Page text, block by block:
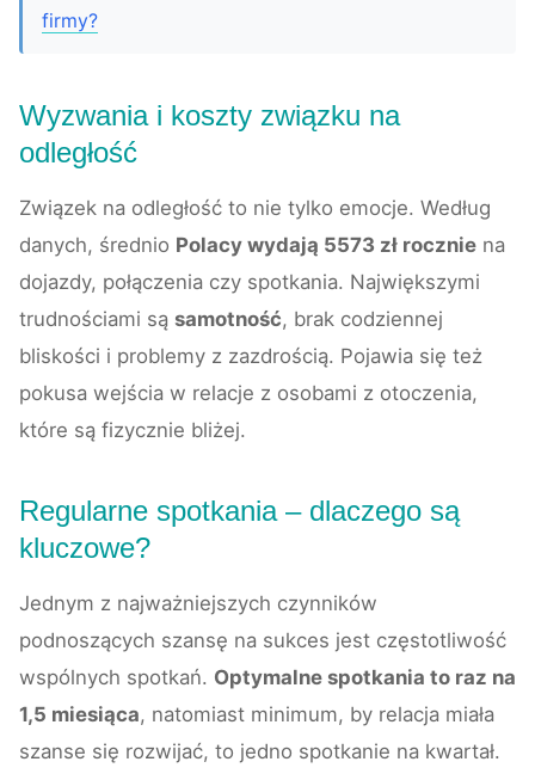
firmy?
Wyzwania i koszty związku na
odległość
Związek na odległość to nie tylko emocje. Według
danych, średnio Polacy wydają 5573 zł rocznie na
dojazdy, połączenia czy spotkania. Największymi
trudnościami są samotność, brak codziennej
bliskości i problemy z zazdrością. Pojawia się też
pokusa wejścia w relacje z osobami z otoczenia,
które są fizycznie bliżej.
Regularne spotkania – dlaczego są
kluczowe?
Jednym z najważniejszych czynników
podnoszących szansę na sukces jest częstotliwość
wspólnych spotkań. Optymalne spotkania to raz na
1,5 miesiąca, natomiast minimum, by relacja miała
szanse się rozwijać, to jedno spotkanie na kwartał.